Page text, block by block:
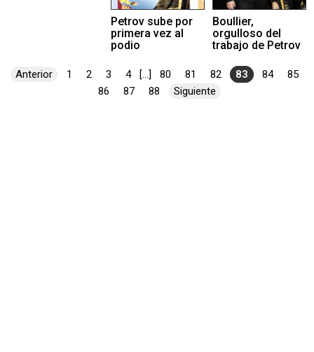
Petrov sube por
primera vez al
podio
Boullier,
orgulloso del
trabajo de Petrov
Anterior 1 2 3 4 [...] 80 81 82 83 84
85
86
87 88 Siguiente